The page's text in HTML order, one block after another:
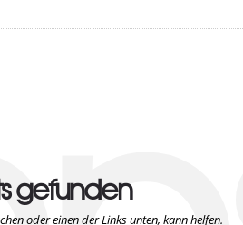
gefunden
oder einen der Links unten, kann helfen.